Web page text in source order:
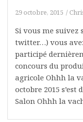
29 octobre, 2015
Si vous me suivez
twitter…) vous
participé
concours du
agricole Ohhh la
octobre 2015
Salon Ohhh la